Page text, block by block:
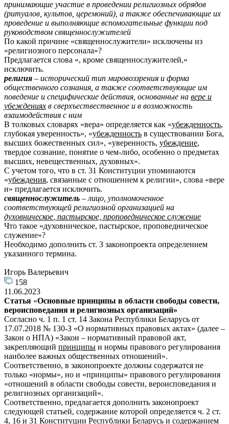
принимающие участие в проведении религиозных обрядов
(ритуалов, культов, церемоний), а также обеспечивающие их
проведение и выполняющие вспомогательные функции под
руководством священнослужителей
По какой причине «священнослужители» исключены из
«религиозного персонала»?
Предлагается слова «, кроме священнослужителей,»
исключить.
религия – исторический тип мировоззрения и форма
общественного сознания, а также соответствующие им
поведение и специфические действия, основанные на вере и
убеждениях в сверхъествественное и в возможность
взаимодействия с ним
В толковых словарях «вера» определяется как «убежденность,
глубокая уверенность», «убежденность в существовании Бога,
высших божественных сил», «уверенность, убеждение,
твердое сознание, понятие о чем-либо, особенно о предметах
высших, невещественных, духовных».
С учетом того, что в ст. 31 Конституции упоминаются
«убеждения, связанные с отношением к религии», слова «вере
и» предлагается исключить.
священнослужитель – лицо, уполномоченное
соответствующей религиозной организацией на
духовническое , пастырское, проповедническое служение
Что такое «духовническое, пастырское, проповедническое
служение»?
Необходимо дополнить ст. 3 законопроекта определением
указанного термина.
Игорь Валерьевич
158
11.06.2023
Статья «Основные принципы в области свободы совести,
вероисповедания и религиозных организаций»
Согласно ч. 1 п. 1 ст. 14 Закона Республики Беларусь от
17.07.2018 № 130-З «О нормативных правовых актах» (далее –
Закон о НПА) «Закон – нормативный правовой акт,
закрепляющий принципы и нормы правового регулирования
наиболее важных общественных отношений».
Соответственно, в законопроекте должны содержатся не
только «нормы», но и «принципы» правового регулирования
«отношений в области свободы совести, вероисповедания и
религиозных организаций».
Соответственно, предлагается дополнить законопроект
следующей статьей, содержание которой определяется ч. 2 ст.
4, 16 и 31 Конституции Республики Беларусь и содержанием